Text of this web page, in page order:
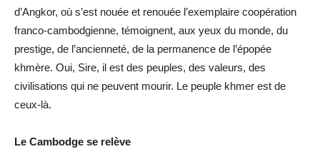
d’Angkor, où s’est nouée et renouée l’exemplaire coopération
franco-cambodgienne, témoignent, aux yeux du monde, du
prestige, de l’ancienneté, de la permanence de l’épopée
khmère. Oui, Sire, il est des peuples, des valeurs, des
civilisations qui ne peuvent mourir. Le peuple khmer est de
ceux-là.
Le Cambodge se relève